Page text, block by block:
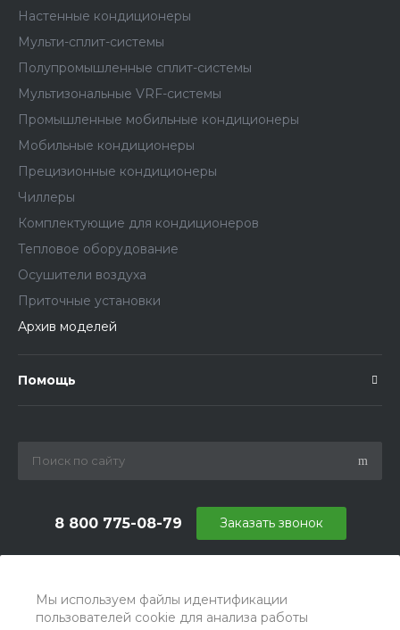
Мы используем файлы идентификации
пользователей cookie для анализа работы
Настенные кондиционеры
Мульти-сплит-системы
Полупромышленные сплит-системы
Мультизональные VRF-системы
Промышленные мобильные кондиционеры
Мобильные кондиционеры
Прецизионные кондиционеры
Чиллеры
Комплектующие для кондиционеров
Тепловое оборудование
Осушители воздуха
Приточные установки
Архив моделей
Помощь
8 800 775-08-79
г. Москва, БЦ Вятский, ул. Вятская д.70, офис 715
Заказать звонок